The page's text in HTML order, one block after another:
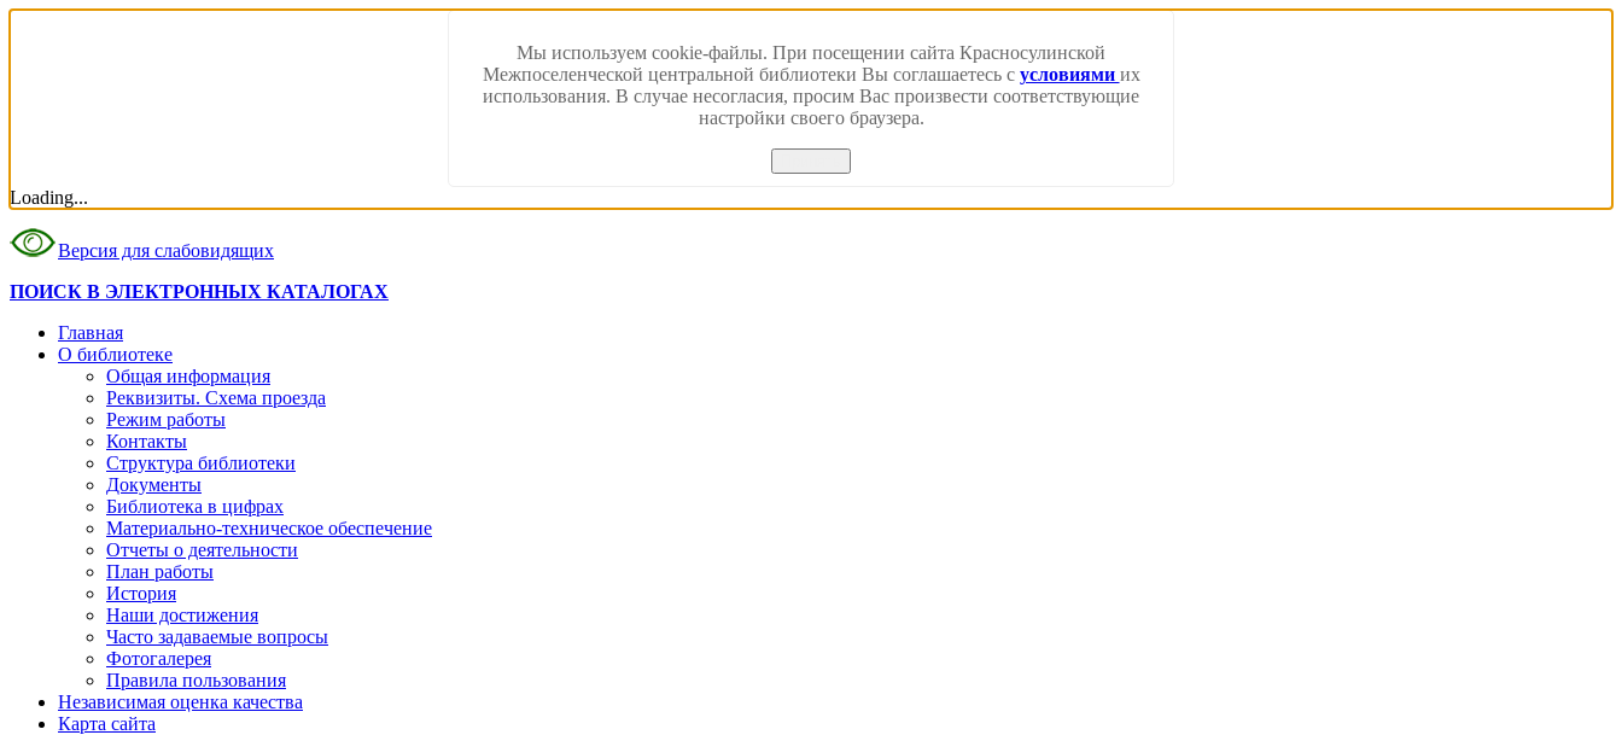
Мы используем cookie-файлы. При посещении сайта Красносулинской
Межпоселенческой центральной библиотеки Вы соглашаетесь с условиями их
использования. В случае несогласия, просим Вас произвести соответствующие
настройки своего браузера.
Loading...
Версия для слабовидящих
ПОИСК В ЭЛЕКТРОННЫХ КАТАЛОГАХ
Главная
О библиотеке
Общая информация
Реквизиты. Схема проезда
Режим работы
Контакты
Структура библиотеки
Документы
Библиотека в цифрах
Материально-техническое обеспечение
Отчеты о деятельности
План работы
История
Наши достижения
Часто задаваемые вопросы
Фотогалерея
Правила пользования
Независимая оценка качества
Карта сайта